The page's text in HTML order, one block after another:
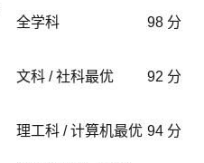
全学科 98 分
文科 / 社科最优 92 分
理工科 / 计算机最优 94 分